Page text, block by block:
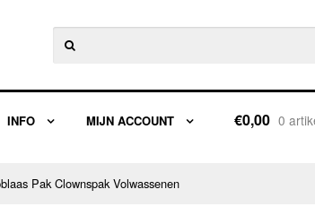
naar:
INFO MIJN ACCOUNT €0,00 0
Pak Clownspak Volwassenen